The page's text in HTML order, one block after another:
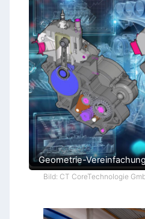
Geometrie-
Bild: CT CoreTechnologie